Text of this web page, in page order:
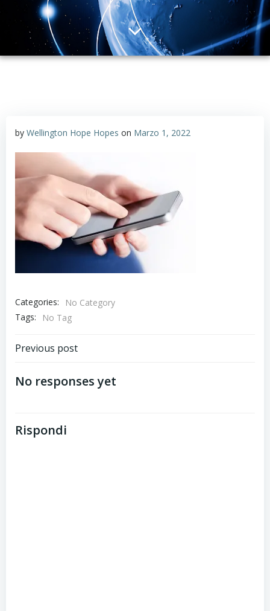
by Wellington Hope Hopes on Marzo 1, 2022
Categories:
No Category
Tags:
No Tag
Post
navigation
Previous post
No responses yet
Rispondi